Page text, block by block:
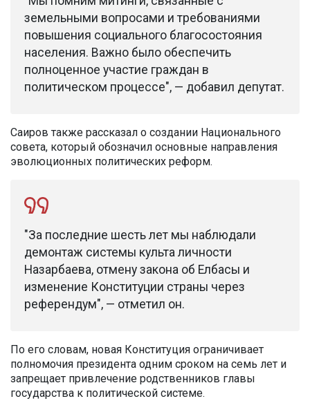
земельными вопросами и требованиями
повышения социального благосостояния
населения. Важно было обеспечить
полноценное участие граждан в
политическом процессе", — добавил депутат.
Саиров также рассказал о создании Национального
совета, который обозначил основные направления
эволюционных политических реформ.
"За последние шесть лет мы наблюдали
демонтаж системы культа личности
Назарбаева, отмену закона об Елбасы и
изменение Конституции страны через
референдум", — отметил он.
По его словам, новая Конституция ограничивает
полномочия президента одним сроком на семь лет и
запрещает привлечение родственников главы
государства к политической системе.